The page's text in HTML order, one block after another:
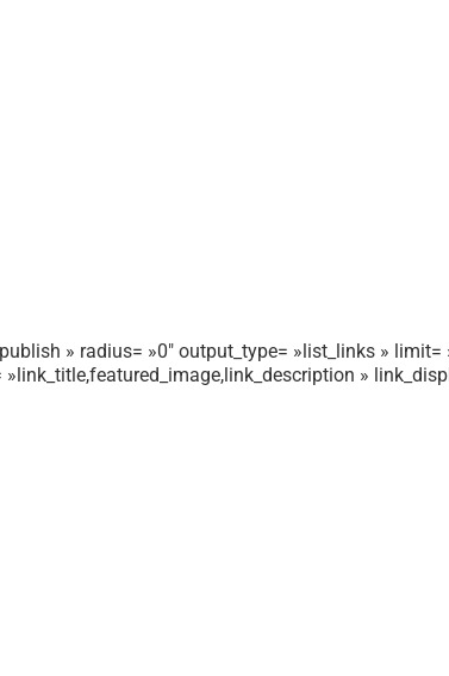
» radius= »0″ output_type= »list_links »
»